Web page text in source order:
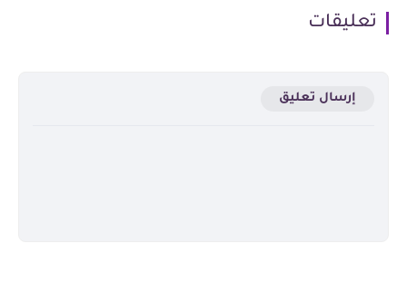
تعليقات
إرسال تعليق